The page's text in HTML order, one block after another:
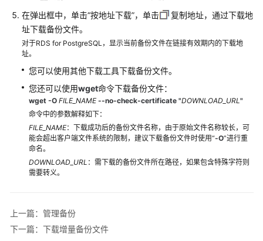
API
参
考
SDK
见
问
排
除
在弹出框中，单击“按地址下载”，单击
复制地址，通过下载地
址下载备份文件。
对于RDS for PostgreSQL，显示当前备份文件在链接有效期内的下载地
址。
您可以使用其他下载工具下载备份文件。
您还可以使用wget命令下载备份文件：
wget -O FILE_NAME --no-check-certificate "DOWNLOAD_URL"
命令中的参数解释如下：
FILE_NAME：下载成功后的备份文件名称，由于原始文件名称较长，可
能会超出客户端文件系统的限制，建议下载备份文件时使用“-O”进行重
命名。
DOWNLOAD_URL ：需下载的备份文件所在路径，如果包含特殊字符则
需要转义。
上一篇：管理备份
下一篇：下载增量备份文件